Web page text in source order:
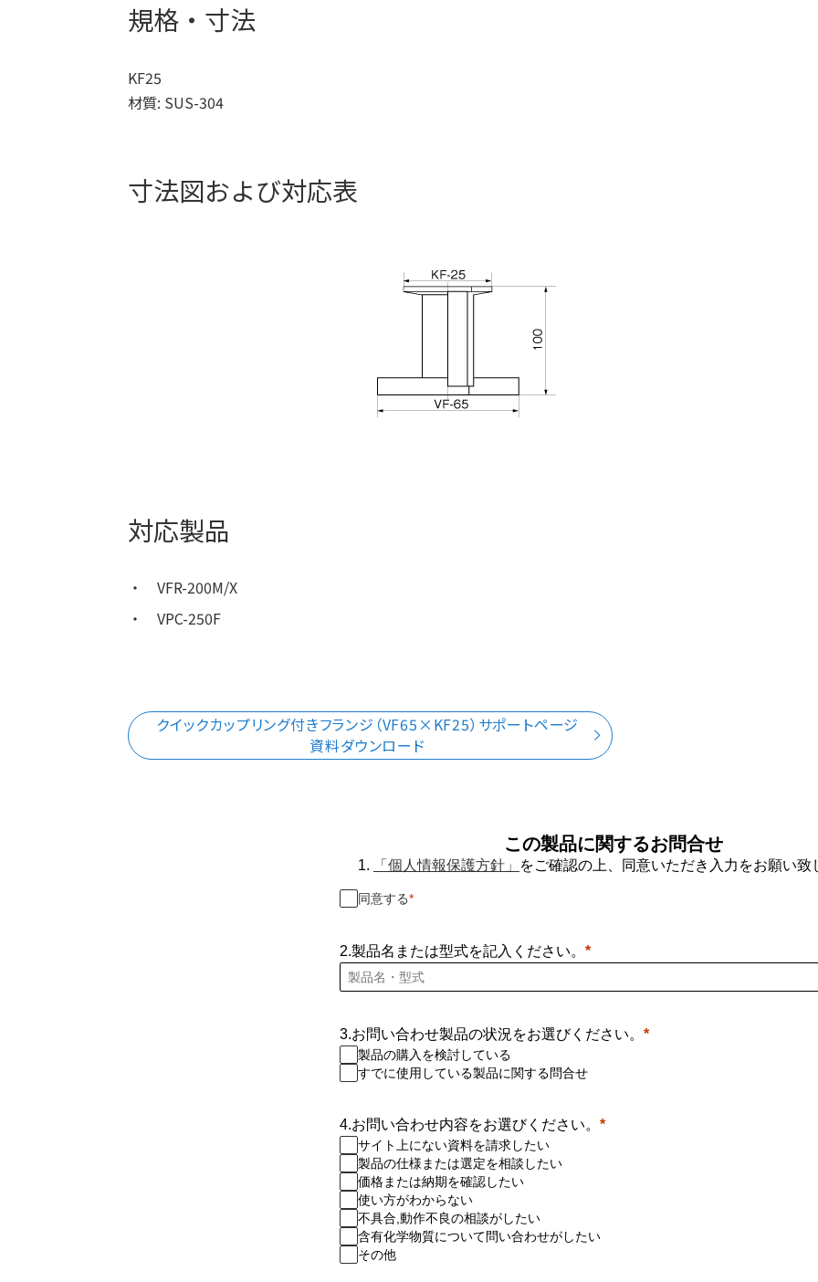
規格・寸法
KF25
材質: SUS-304
寸法図および対応表
対応製品
VFR-200M/X
VPC-250F
クイックカップリング付きフランジ（VF65×KF25）サポートページ
資料ダウンロード
この製品に関するお問合せ
1. 「個人情報保護方針」 をご確認の上、同意いただき入力をお願い致
同意する
2.製品名または型式を記入ください。
3.お問い合わせ製品の状況をお選びください。
製品の購入を検討している
すでに使用している製品に関する問合せ
4.お問い合わせ内容をお選びください。
サイト上にない資料を請求したい
製品の仕様または選定を相談したい
価格または納期を確認したい
使い方がわからない
不具合,動作不良の相談がしたい
含有化学物質について問い合わせがしたい
その他